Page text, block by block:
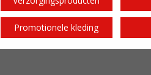
Promotionele kleding